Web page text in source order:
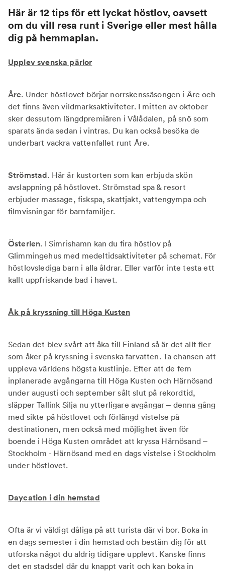
Här är 12 tips för ett lyckat höstlov, oavsett
om du vill resa runt i Sverige eller mest hålla
dig på hemmaplan.
Upplev svenska pärlor
Åre. Under höstlovet börjar norrskenssäsongen i Åre och
det finns även vildmarksaktiviteter. I mitten av oktober
sker dessutom längdpremiären i Vålådalen, på snö som
sparats ända sedan i vintras. Du kan också besöka de
underbart vackra vattenfallet runt Åre.
Strömstad. Här är kustorten som kan erbjuda skön
avslappning på höstlovet. Strömstad spa & resort
erbjuder massage, fiskspa, skattjakt, vattengympa och
filmvisningar för barnfamiljer.
Österlen. I Simrishamn kan du fira höstlov på
Glimmingehus med medeltidsaktiviteter på schemat. För
höstlovslediga barn i alla åldrar. Eller varför inte testa ett
kallt uppfriskande bad i havet.
Åk på kryssning till Höga Kusten
Sedan det blev svårt att åka till Finland så är det allt fler
som åker på kryssning i svenska farvatten. Ta chansen att
uppleva världens högsta kustlinje. Efter att de fem
inplanerade avgångarna till Höga Kusten och Härnösand
under augusti och september sålt slut på rekordtid,
släpper Tallink Silja nu ytterligare avgångar – denna gång
med sikte på höstlovet och förlängd vistelse på
destinationen, men också med möjlighet även för
boende i Höga Kusten området att kryssa Härnösand –
Stockholm - Härnösand med en dags vistelse i Stockholm
under höstlovet.
Daycation i din hemstad
Ofta är vi väldigt dåliga på att turista där vi bor. Boka in
en dags semester i din hemstad och bestäm dig för att
utforska något du aldrig tidigare upplevt. Kanske finns
det en stadsdel där du knappt varit och kan boka in